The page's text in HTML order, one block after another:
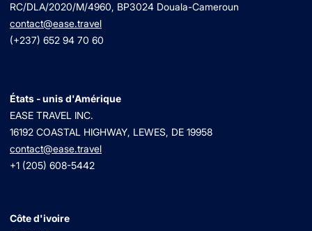
RC/DLA/2020/M/4960, BP3024 Douala-Cameroun
contact@ease.travel
(+237) 652 94 70 60
États - unis d'Amérique
EASE TRAVEL INC.
16192 COASTAL HIGHWAY, LEWES, DE 19958
contact@ease.travel
+1 (205) 608-5442
Côte d'ivoire